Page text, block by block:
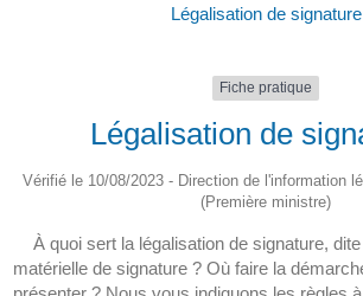
Légalisation de signature
Fiche pratique
Légalisation de
Vérifié le 10/08/2023 - Direction de l'information
(Première ministre)
À quoi sert la légalisation de signature,
matérielle de signature ? Où faire la